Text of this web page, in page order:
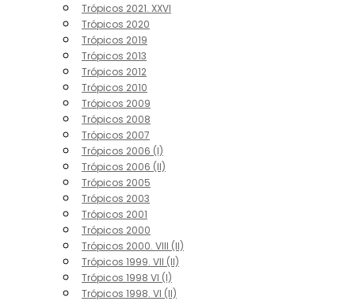
Trópicos 2021. XXVI
Trópicos 2020
Trópicos 2019
Trópicos 2013
Trópicos 2012
Trópicos 2010
Trópicos 2009
Trópicos 2008
Trópicos 2007
Trópicos 2006 (I)
Trópicos 2006 (II)
Trópicos 2005
Trópicos 2003
Trópicos 2001
Trópicos 2000
Trópicos 2000. VIII (II)
Trópicos 1999. VII (II)
Trópicos 1998 VI (I)
Trópicos 1998. VI (II)